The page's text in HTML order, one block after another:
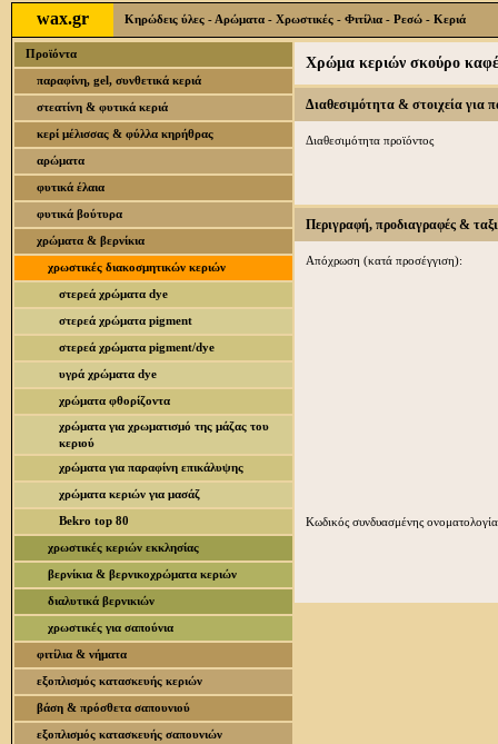
wax.gr Κηρώδεις ύλες - Αρώματα - Χρωστικές - Φιτίλια - Ρεσώ - Κεριά
Προϊόντα
παραφίνη, gel, συνθετικά κεριά
στεατίνη & φυτικά κεριά
κερί μέλισσας & φύλλα κηρήθρας
αρώματα
φυτικά έλαια
φυτικά βούτυρα
χρώματα & βερνίκια
χρωστικές διακοσμητικών κεριών
στερεά χρώματα dye
στερεά χρώματα pigment
στερεά χρώματα pigment/dye
υγρά χρώματα dye
χρώματα φθορίζοντα
χρώματα για χρωματισμό της μάζας του
κεριού
χρώματα για παραφίνη επικάλυψης
χρώματα κεριών για μασάζ
Bekro top 80
χρωστικές κεριών εκκλησίας
βερνίκια & βερνικοχρώματα κεριών
διαλυτικά βερνικιών
χρωστικές για σαπούνια
φιτίλια & νήματα
εξοπλισμός κατασκευής κεριών
βάση & πρόσθετα σαπουνιού
εξοπλισμός κατασκευής σαπουνιών
Χρώμα κεριών σκούρο
Διαθεσιμότητα & στοιχεία για
Διαθεσιμότητα προϊόντος
Περιγραφή, προδιαγραφές &
Απόχρωση (κατά προσέγγιση):
Κωδικός συνδυασμένης